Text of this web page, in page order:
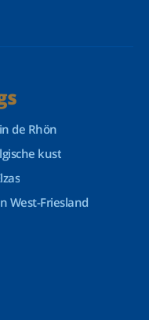
de Rhön
kust
West-Friesland